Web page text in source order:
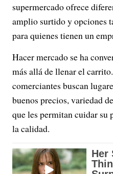
supermercado ofrece
amplio surtido y opciones
para quienes tienen un
Hacer mercado se ha
más allá de llenar el
comerciantes buscan
buenos precios, variedad
que les permitan cuidar su
la calidad.